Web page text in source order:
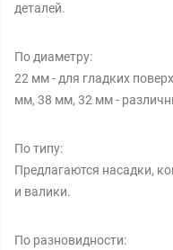
деталей.
По диаметру:
22 мм - для гладких
мм, 38 мм, 32 мм -
По типу:
Предлагаются насадки,
и валики.
По разновидности: